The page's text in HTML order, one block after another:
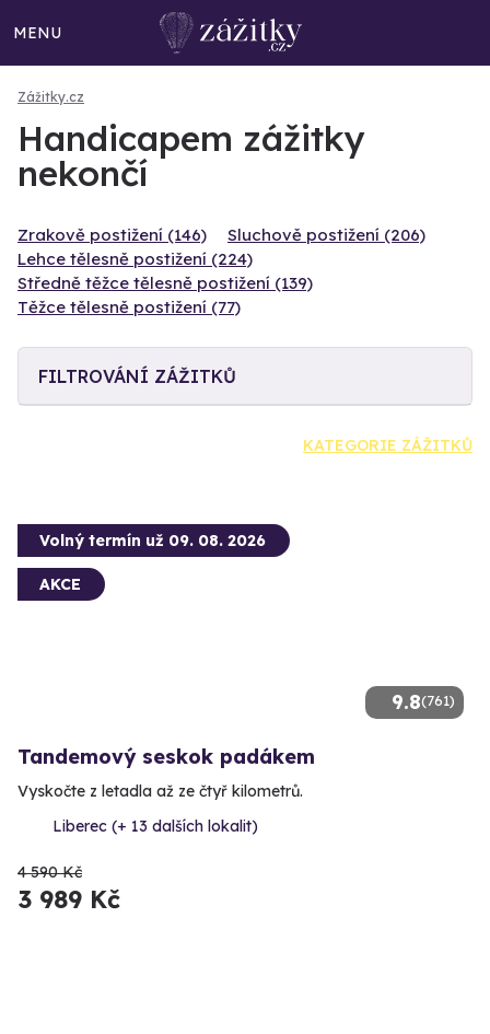
MENU
Zážitky.cz
Handicapem zážitky
nekončí
Zrakově postižení (146)
Sluchově postižení (206)
Lehce tělesně postižení (224)
Středně těžce tělesně postižení (139)
Těžce tělesně postižení (77)
FILTROVÁNÍ ZÁŽITKŮ
KATEGORIE ZÁŽITKŮ
9.8(761)
Volný termín už 09. 08. 2026
AKCE
Tandemový seskok padákem
Vyskočte z letadla až ze čtyř kilometrů.
Liberec (+ 13 dalších lokalit)
4 590 Kč
3 989 Kč